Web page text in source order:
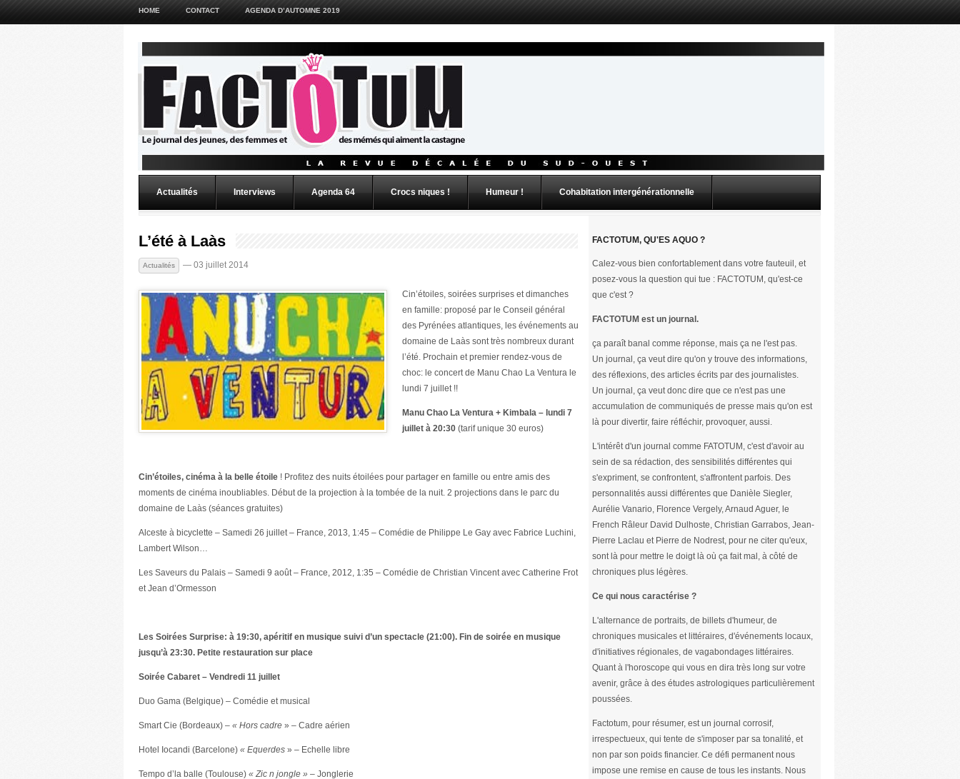
HOME CONTACT AGENDA D’AUTOMNE 2019
Actualités Interviews Agenda 64 Crocs niques ! Humeur ! Cohabitation intergénérationnelle
L’été à Laàs
Actualités — 03 juillet 2014
Cin’étoiles, soirées surprises et dimanches
en famille: proposé par le Conseil général
des Pyrénées atlantiques, les événements au
domaine de Laàs sont très nombreux durant
l’été. Prochain et premier rendez-vous de
choc: le concert de Manu Chao La Ventura le
lundi 7 juillet !!
Manu Chao La Ventura + Kimbala – lundi 7
juillet à 20:30 (tarif unique 30 euros)
Cin’étoiles, cinéma à la belle étoile ! Profitez des nuits étoilées pour partager en famille ou entre amis des
moments de cinéma inoubliables. Début de la projection à la tombée de la nuit. 2 projections dans le parc du
domaine de Laàs (séances gratuites)
Alceste à bicyclette – Samedi 26 juillet – France, 2013, 1:45 – Comédie de Philippe Le Gay avec Fabrice Luchini,
Lambert Wilson…
Les Saveurs du Palais – Samedi 9 août – France, 2012, 1:35 – Comédie de Christian Vincent avec Catherine Frot
et Jean d’Ormesson
Les Soirées Surprise: à 19:30, apéritif en musique suivi d’un spectacle (21:00). Fin de soirée en musique
jusqu’à 23:30. Petite restauration sur place
Soirée Cabaret – Vendredi 11 juillet
Duo Gama (Belgique) – Comédie et musical
Smart Cie (Bordeaux) – « Hors cadre » – Cadre aérien
Hotel Iocandi (Barcelone) « Equerdes » – Echelle libre
Tempo d’la balle (Toulouse) « Zic n jongle » – Jonglerie
FACTOTUM, QU'ES AQUO ?
Calez-vous bien confortablement dans votre fauteuil, et
posez-vous la question qui tue : FACTOTUM, qu'est-ce
que c'est ?
FACTOTUM est un journal.
ça paraît banal comme réponse, mais ça ne l'est pas.
Un journal, ça veut dire qu'on y trouve des informations,
des réflexions, des articles écrits par des journalistes.
Un journal, ça veut donc dire que ce n'est pas une
accumulation de communiqués de presse mais qu'on est
là pour divertir, faire réfléchir, provoquer, aussi.
L'intérêt d'un journal comme FATOTUM, c'est d'avoir au
sein de sa rédaction, des sensibilités différentes qui
s'expriment, se confrontent, s'affrontent parfois. Des
personnalités aussi différentes que Danièle Siegler,
Aurélie Vanario, Florence Vergely, Arnaud Aguer, le
French Râleur David Dulhoste, Christian Garrabos, Jean-
Pierre Laclau et Pierre de Nodrest, pour ne citer qu'eux,
sont là pour mettre le doigt là où ça fait mal, à côté de
chroniques plus légères.
Ce qui nous caractérise ?
L'alternance de portraits, de billets d'humeur, de
chroniques musicales et littéraires, d'événements locaux,
d'initiatives régionales, de vagabondages littéraires.
Quant à l'horoscope qui vous en dira très long sur votre
avenir, grâce à des études astrologiques particulièrement
poussées.
Factotum, pour résumer, est un journal corrosif,
irrespectueux, qui tente de s'imposer par sa tonalité, et
non par son poids financier. Ce défi permanent nous
impose une remise en cause de tous les instants. Nous